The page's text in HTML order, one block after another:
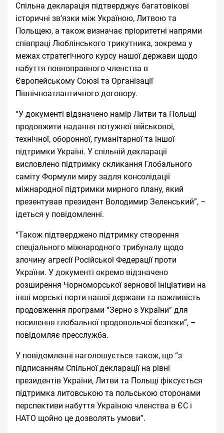
Спільна декларація підтверджує багатовікові
історичні зв’язки між Україною, Литвою та
Польщею, а також визначає пріоритетні напрями
співпраці Люблінського трикутника, зокрема у
межах стратегічного курсу нашої держави щодо
набуття повноправного членства в
Європейському Союзі та Організації
Північноатлантичного договору.
“У документі відзначено намір Литви та Польщі
продовжити надання потужної військової,
технічної, оборонної, гуманітарної та іншої
підтримки Україні. У спільній декларації
висловлено підтримку скликання Глобального
саміту Формули миру задля консолідації
міжнародної підтримки мирного плану, який
презентував президент Володимир Зеленський”, –
ідеться у повідомленні.
“Також підтверджено підтримку створення
спеціального міжнародного трибуналу щодо
злочину агресії Російської Федерації проти
України. У документі окремо відзначено
розширення Чорноморської зернової ініціативи на
інші морські порти нашої держави та важливість
продовження програми “Зерно з України” для
посилення глобальної продовольчої безпеки”, –
повідомляє пресслужба.
У повідомленні наголошується також, що “з
підписанням Спільної декларації на рівні
президентів України, Литви та Польщі фіксується
підтримка литовською та польською сторонами
перспективи набуття Україною членства в ЄС і
НАТО щойно це дозволять умови”.